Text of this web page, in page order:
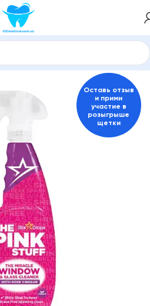
Оставь отзыв
и прими
участие в
розыгрыше
щетки